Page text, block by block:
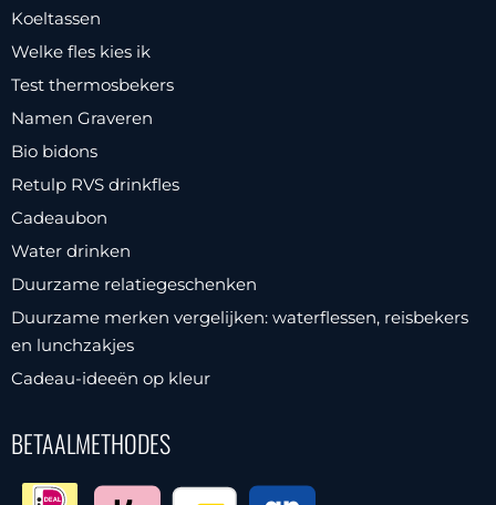
Koeltassen
Welke fles kies ik
Test thermosbekers
Namen Graveren
Bio bidons
Retulp RVS drinkfles
Cadeaubon
Water drinken
Duurzame relatiegeschenken
Duurzame merken vergelijken: waterflessen, reisbekers
en lunchzakjes
Cadeau-ideeën op kleur
BETAALMETHODES